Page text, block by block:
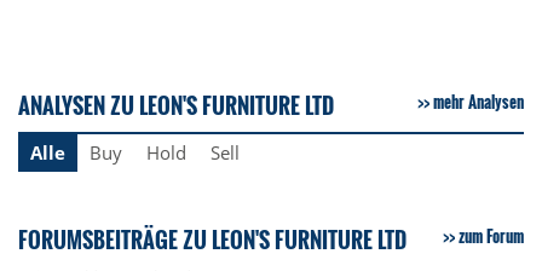
ANALYSEN ZU LEON'S FURNITURE LTD mehr Analysen
Alle Buy Hold Sell
FORUMSBEITRÄGE ZU LEON'S FURNITURE LTD zum Forum